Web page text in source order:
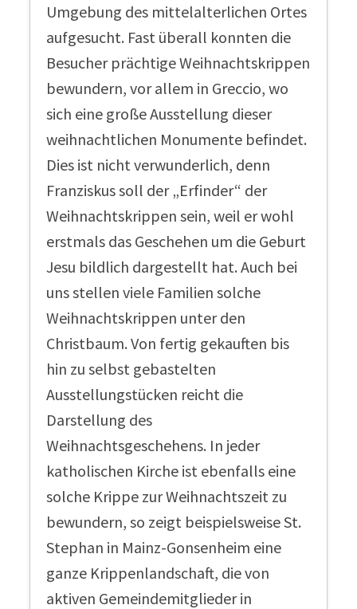
Umgebung des mittelalterlichen Ortes
aufgesucht. Fast überall konnten die
Besucher prächtige Weihnachtskrippen
bewundern, vor allem in Greccio, wo
sich eine große Ausstellung dieser
weihnachtlichen Monumente befindet.
Dies ist nicht verwunderlich, denn
Franziskus soll der „Erfinder“ der
Weihnachtskrippen sein, weil er wohl
erstmals das Geschehen um die Geburt
Jesu bildlich dargestellt hat. Auch bei
uns stellen viele Familien solche
Weihnachtskrippen unter den
Christbaum. Von fertig gekauften bis
hin zu selbst gebastelten
Ausstellungstücken reicht die
Darstellung des
Weihnachtsgeschehens. In jeder
katholischen Kirche ist ebenfalls eine
solche Krippe zur Weihnachtszeit zu
bewundern, so zeigt beispielsweise St.
Stephan in Mainz-Gonsenheim eine
ganze Krippenlandschaft, die von
aktiven Gemeindemitglieder in